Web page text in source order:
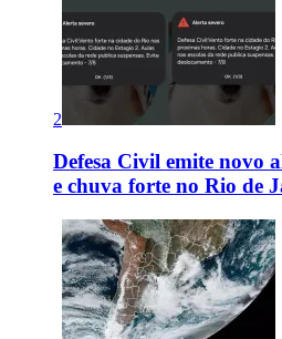
2
Defesa Civil emite novo
e chuva forte no Rio de